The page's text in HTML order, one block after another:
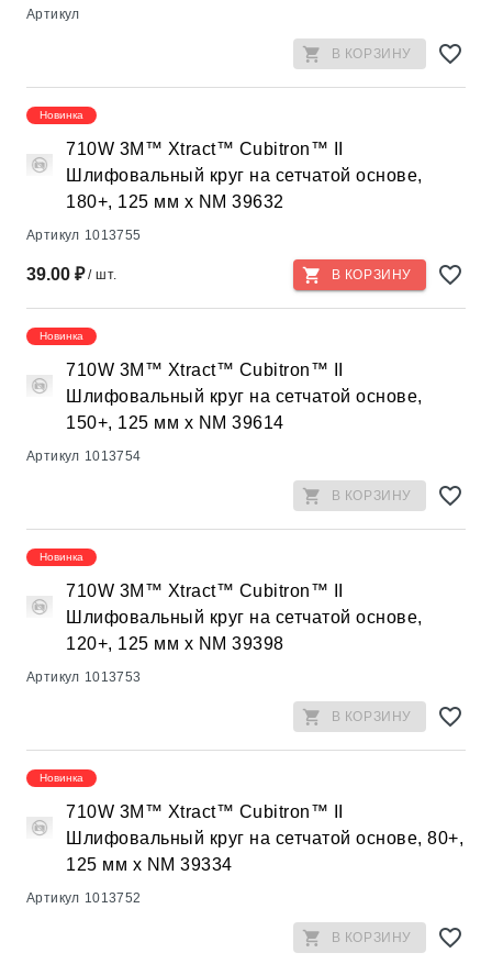
Артикул
В КОРЗИНУ
Новинка
710W 3M™ Xtract™ Cubitron™ II
Шлифовальный круг на сетчатой основе,
180+, 125 мм х NM 39632
Артикул 1013755
39.00 ₽/ шт. В КОРЗИНУ
Новинка
710W 3M™ Xtract™ Cubitron™ II
Шлифовальный круг на сетчатой основе,
150+, 125 мм х NM 39614
Артикул 1013754
В КОРЗИНУ
Новинка
710W 3M™ Xtract™ Cubitron™ II
Шлифовальный круг на сетчатой основе,
120+, 125 мм х NM 39398
Артикул 1013753
В КОРЗИНУ
Новинка
710W 3M™ Xtract™ Cubitron™ II
Шлифовальный круг на сетчатой основе, 80+,
125 мм х NM 39334
Артикул 1013752
В КОРЗИНУ